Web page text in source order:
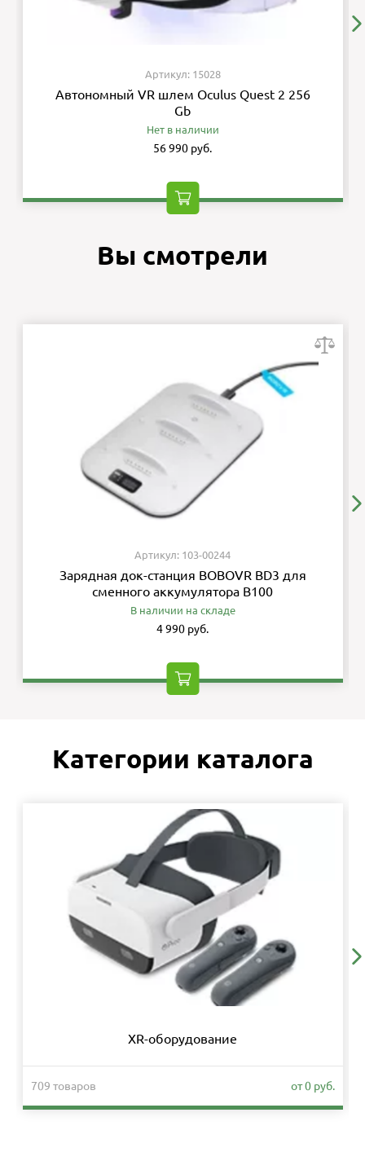
Артикул: 15028
Автономный VR шлем Oculus Quest 2 256
Gb
Нет в наличии
56 990 руб.
Вы смотрели
Артикул: 103-00244
Зарядная док-станция BOBOVR BD3 для
сменного аккумулятора B100
В наличии на складе
4 990 руб.
Категории каталога
XR-оборудование
709 товаров от 0 руб.